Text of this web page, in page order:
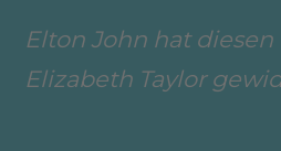
Elton John hat
Elizabeth Taylor